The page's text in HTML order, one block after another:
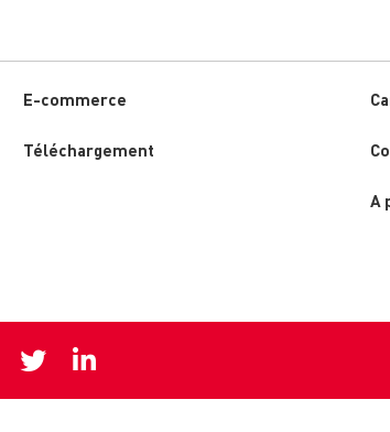
E-commerce
Téléchargement
A